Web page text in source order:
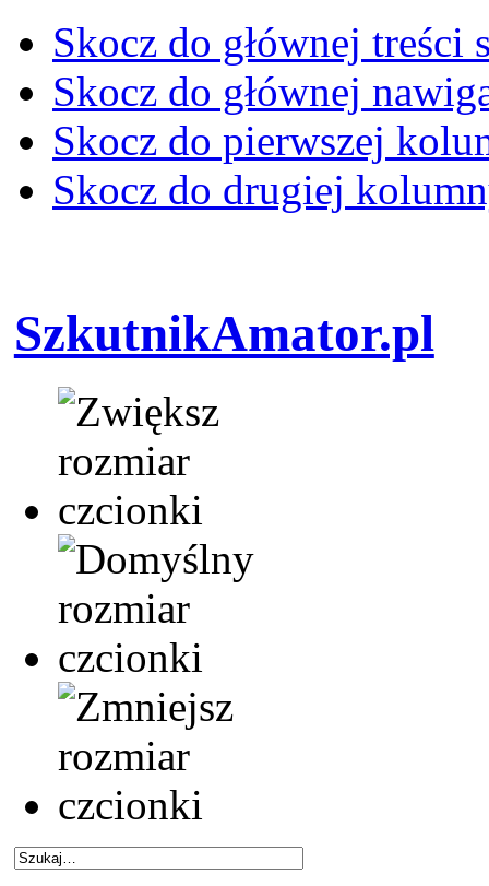
Skocz do głównej treści
Skocz do głównej
Skocz do pierwszej
Skocz do drugiej
SzkutnikAmator.pl